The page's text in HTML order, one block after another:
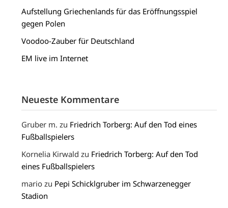
Aufstellung Griechenlands für das Eröffnungsspiel
gegen Polen
Voodoo-Zauber für Deutschland
EM live im Internet
Neueste Kommentare
Gruber m. zu Friedrich Torberg: Auf den Tod eines
Fußballspielers
Kornelia Kirwald zu Friedrich Torberg: Auf den Tod
eines Fußballspielers
mario zu Pepi Schicklgruber im Schwarzenegger
Stadion